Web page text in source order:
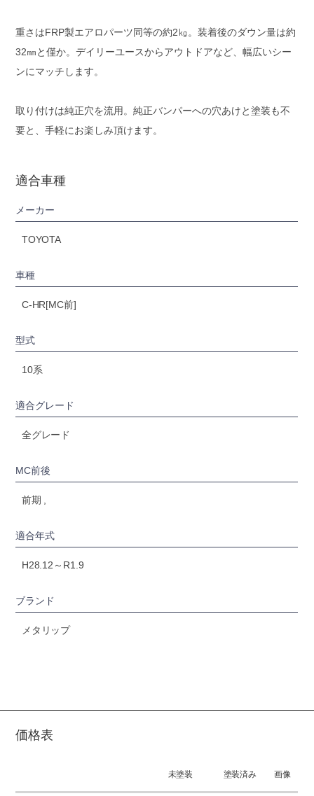
重さはFRP製エアロパーツ同等の約2㎏。装着後のダウン量は約
32㎜と僅か。デイリーユースからアウトドアなど、幅広いシー
ンにマッチします。
取り付けは純正穴を流用。純正バンパーへの穴あけと塗装も不
要と、手軽にお楽しみ頂けます。
適合車種
メーカー
TOYOTA
車種
C-HR[MC前]
型式
10系
適合グレード
全グレード
MC前後
前期 ,
適合年式
H28.12～R1.9
ブランド
メタリップ
価格表
未塗装 塗装済み 画像